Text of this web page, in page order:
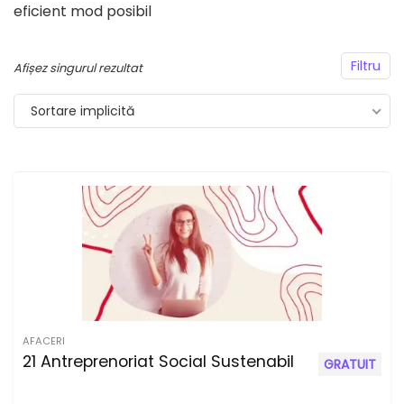
eficient mod posibil
Filtru
Afișez singurul rezultat
Sortare implicită
AFACERI
21 Antreprenoriat Social Sustenabil GRATUIT